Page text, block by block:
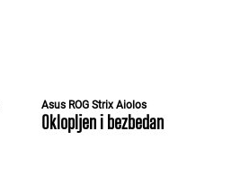
Asus ROG Strix Aiolos
Oklopljen i bezbedan